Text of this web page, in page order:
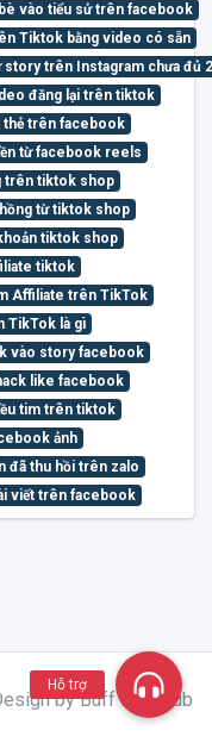
vào tiểu sử trên facebook
Tiktok bằng video có sẵn
story trên Instagram chưa đủ
đăng lại trên tiktok
thẻ trên facebook
từ facebook reels
trên tiktok shop
từ tiktok shop
tiktok shop
tiktok
Affiliate trên TikTok
TikTok là gì
vào story facebook
like facebook
tim trên tiktok
ảnh
đã thu hồi trên zalo
viết trên facebook
by Buff Like Sub
Hỗ trợ